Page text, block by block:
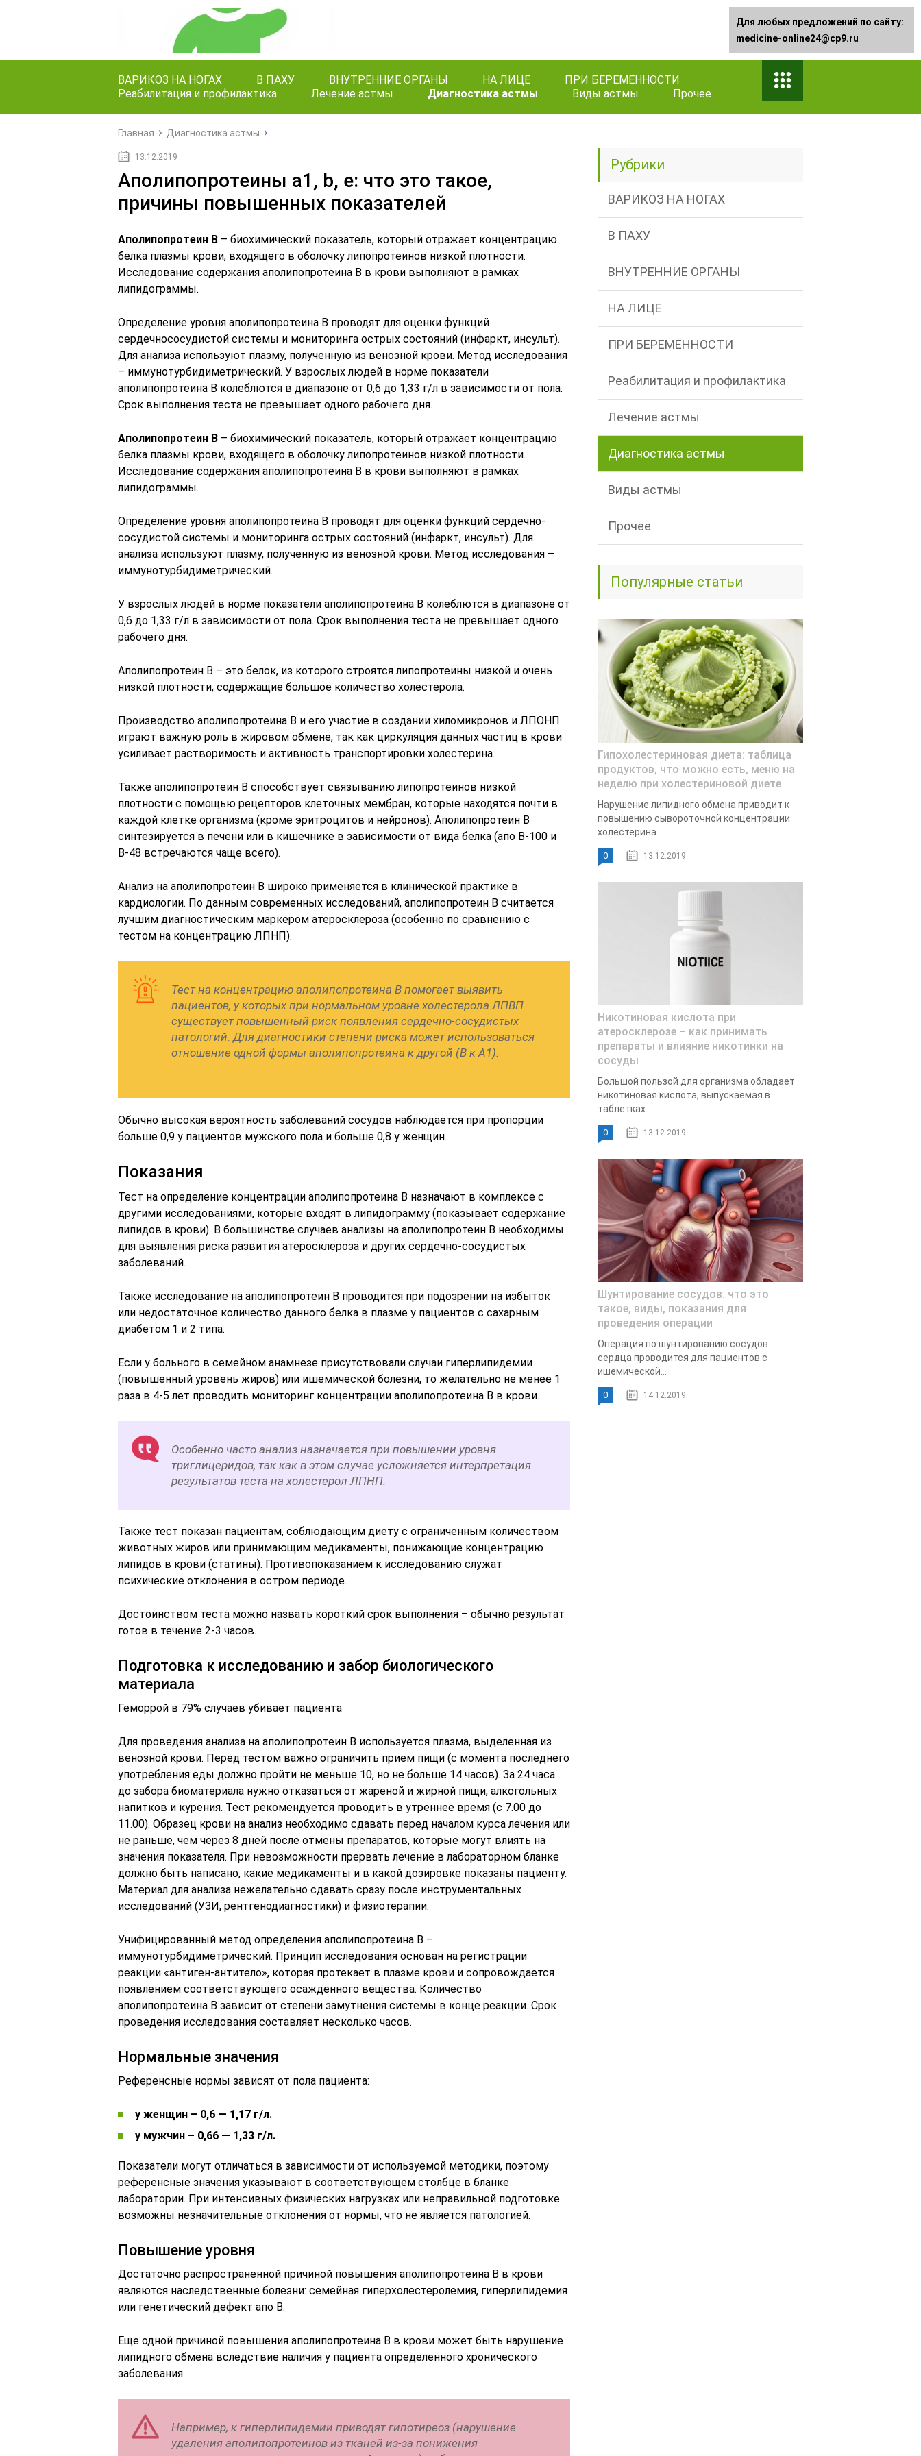
ВАРИКОЗ НА НОГАХ В ПАХУ ВНУТРЕННИЕ ОРГАНЫ НА ЛИЦЕ
ПРИ БЕРЕМЕННОСТИ
Реабилитация и профилактика
Лечение астмы Диагностика астмы Виды астмы Прочее
Главная Диагностика астмы
13.12.2019
Аполипопротеины a1, b, e: что это такое,
причины повышенных показателей
Аполипопротеин B – биохимический показатель, который отражает концентрацию
белка плазмы крови, входящего в оболочку липопротеинов низкой плотности.
Исследование содержания аполипопротеина B в крови выполняют в рамках
липидограммы.
Определение уровня аполипопротеина B проводят для оценки функций
сердечнососудистой системы и мониторинга острых состояний (инфаркт, инсульт).
Для анализа используют плазму, полученную из венозной крови. Метод исследования
– иммунотурбидиметрический. У взрослых людей в норме показатели
аполипопротеина B колеблются в диапазоне от 0,6 до 1,33 г/л в зависимости от пола.
Срок выполнения теста не превышает одного рабочего дня.
Аполипопротеин B – биохимический показатель, который отражает концентрацию
белка плазмы крови, входящего в оболочку липопротеинов низкой плотности.
Исследование содержания аполипопротеина B в крови выполняют в рамках
липидограммы.
Определение уровня аполипопротеина B проводят для оценки функций сердечно-
сосудистой системы и мониторинга острых состояний (инфаркт, инсульт). Для
анализа используют плазму, полученную из венозной крови. Метод исследования –
иммунотурбидиметрический.
У взрослых людей в норме показатели аполипопротеина B колеблются в диапазоне от
0,6 до 1,33 г/л в зависимости от пола. Срок выполнения теста не превышает одного
рабочего дня.
Аполипопротеин B – это белок, из которого строятся липопротеины низкой и очень
низкой плотности, содержащие большое количество холестерола.
Производство аполипопротеина B и его участие в создании хиломикронов и ЛПОНП
играют важную роль в жировом обмене, так как циркуляция данных частиц в крови
усиливает растворимость и активность транспортировки холестерина.
Также аполипопротеин B способствует связыванию липопротеинов низкой
плотности с помощью рецепторов клеточных мембран, которые находятся почти в
каждой клетке организма (кроме эритроцитов и нейронов). Аполипопротеин B
синтезируется в печени или в кишечнике в зависимости от вида белка (апо В-100 и
В-48 встречаются чаще всего).
Анализ на аполипопротеин B широко применяется в клинической практике в
кардиологии. По данным современных исследований, аполипопротеин В считается
лучшим диагностическим маркером атеросклероза (особенно по сравнению с
тестом на концентрацию ЛПНП).
Тест на концентрацию аполипопротеина B помогает выявить
пациентов, у которых при нормальном уровне холестерола ЛПВП
существует повышенный риск появления сердечно-сосудистых
патологий. Для диагностики степени риска может использоваться
отношение одной формы аполипопротеина к другой (В к А1).
Обычно высокая вероятность заболеваний сосудов наблюдается при пропорции
больше 0,9 у пациентов мужского пола и больше 0,8 у женщин.
Показания
Тест на определение концентрации аполипопротеина B назначают в комплексе с
другими исследованиями, которые входят в липидограмму (показывает содержание
липидов в крови). В большинстве случаев анализы на аполипопротеин B необходимы
для выявления риска развития атеросклероза и других сердечно-сосудистых
заболеваний.
Также исследование на аполипопротеин B проводится при подозрении на избыток
или недостаточное количество данного белка в плазме у пациентов с сахарным
диабетом 1 и 2 типа.
Если у больного в семейном анамнезе присутствовали случаи гиперлипидемии
(повышенный уровень жиров) или ишемической болезни, то желательно не менее 1
раза в 4-5 лет проводить мониторинг концентрации аполипопротеина B в крови.
Особенно часто анализ назначается при повышении уровня
триглицеридов, так как в этом случае усложняется интерпретация
результатов теста на холестерол ЛПНП.
Также тест показан пациентам, соблюдающим диету с ограниченным количеством
животных жиров или принимающим медикаменты, понижающие концентрацию
липидов в крови (статины). Противопоказанием к исследованию служат
психические отклонения в остром периоде.
Достоинством теста можно назвать короткий срок выполнения – обычно результат
готов в течение 2-3 часов.
Подготовка к исследованию и забор биологического
материала
Геморрой в 79% случаев убивает пациента
Для проведения анализа на аполипопротеин B используется плазма, выделенная из
венозной крови. Перед тестом важно ограничить прием пищи (с момента последнего
употребления еды должно пройти не меньше 10, но не больше 14 часов). За 24 часа
до забора биоматериала нужно отказаться от жареной и жирной пищи, алкогольных
напитков и курения. Тест рекомендуется проводить в утреннее время (с 7.00 до
11.00). Образец крови на анализ необходимо сдавать перед началом курса лечения или
не раньше, чем через 8 дней после отмены препаратов, которые могут влиять на
значения показателя. При невозможности прервать лечение в лабораторном бланке
должно быть написано, какие медикаменты и в какой дозировке показаны пациенту.
Материал для анализа нежелательно сдавать сразу после инструментальных
исследований (УЗИ, рентгенодиагностики) и физиотерапии.
Унифицированный метод определения аполипопротеина B –
иммунотурбидиметрический. Принцип исследования основан на регистрации
реакции «антиген-антитело», которая протекает в плазме крови и сопровождается
появлением соответствующего осажденного вещества. Количество
аполипопротеина B зависит от степени замутнения системы в конце реакции. Срок
проведения исследования составляет несколько часов.
Нормальные значения
Референсные нормы зависят от пола пациента:
у женщин – 0,6 — 1,17 г/л.
у мужчин – 0,66 — 1,33 г/л.
Показатели могут отличаться в зависимости от используемой методики, поэтому
референсные значения указывают в соответствующем столбце в бланке
лаборатории. При интенсивных физических нагрузках или неправильной подготовке
возможны незначительные отклонения от нормы, что не является патологией.
Повышение уровня
Достаточно распространенной причиной повышения аполипопротеина B в крови
являются наследственные болезни: семейная гиперхолестеролемия, гиперлипидемия
или генетический дефект апо B.
Еще одной причиной повышения аполипопротеина B в крови может быть нарушение
липидного обмена вследствие наличия у пациента определенного хронического
заболевания.
Например, к гиперлипидемии приводят гипотиреоз (нарушение
удаления аполипопротеинов из тканей из-за понижения
Рубрики
ВАРИКОЗ НА НОГАХ
В ПАХУ
ВНУТРЕННИЕ ОРГАНЫ
НА ЛИЦЕ
ПРИ БЕРЕМЕННОСТИ
Реабилитация и профилактика
Лечение астмы
Диагностика астмы
Виды астмы
Прочее
Популярные статьи
Гипохолестериновая диета: таблица
продуктов, что можно есть, меню на
неделю при холестериновой диете
Нарушение липидного обмена приводит к
повышению сывороточной концентрации
холестерина.
0 13.12.2019
Никотиновая кислота при
атеросклерозе – как принимать
препараты и влияние никотинки на
сосуды
Большой пользой для организма обладает
никотиновая кислота, выпускаемая в
таблетках...
0 13.12.2019
Шунтирование сосудов: что это
такое, виды, показания для
проведения операции
Операция по шунтированию сосудов
сердца проводится для пациентов с
ишемической...
0 14.12.2019
Для любых предложений по сайту:
medicine-online24@cp9.ru